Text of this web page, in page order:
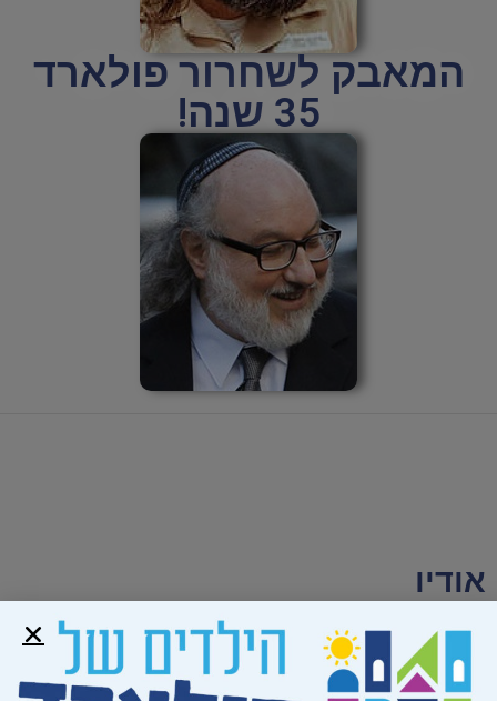
המאבק לשחרור פולארד
35 שנה!
אודיו
קמפיין טלפונים לבית הלבן עם תחילת השנה ה27 של
יהונתן פולארד בכלא. (גלצ)